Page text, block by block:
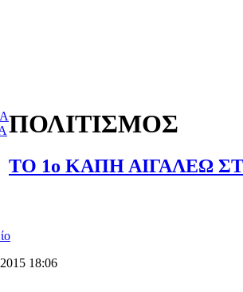
ΠΟΛΙΤΙΣΜΟΣ
ΤΟ 1ο ΚΑΠΗ ΑΙΓΑΛΕΩ
18:06